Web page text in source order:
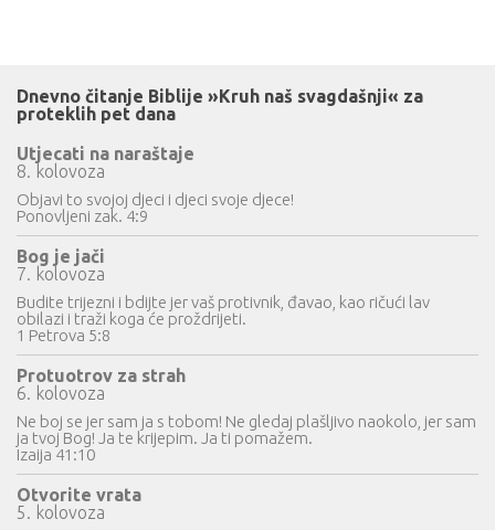
Dnevno čitanje Biblije »Kruh naš svagdašnji« za
proteklih pet dana
Utjecati na naraštaje
8. kolovoza
Objavi to svojoj djeci i djeci svoje djece!
Ponovljeni zak. 4:9
Bog je jači
7. kolovoza
Budite trijezni i bdijte jer vaš protivnik, đavao, kao ričući lav
obilazi i traži koga će proždrijeti.
1 Petrova 5:8
Protuotrov za strah
6. kolovoza
Ne boj se jer sam ja s tobom! Ne gledaj plašljivo naokolo, jer sam
ja tvoj Bog! Ja te krijepim. Ja ti pomažem.
Izaija 41:10
Otvorite vrata
5. kolovoza